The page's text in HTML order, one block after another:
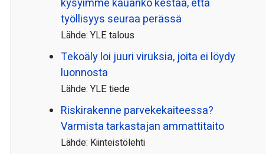
kysyimme kauanko kestää, että
työllisyys seuraa perässä
Lähde: YLE talous
Tekoäly loi juuri viruksia, joita ei löydy
luonnosta
Lähde: YLE tiede
Riskirakenne parvekekaiteessa?
Varmista tarkastajan ammattitaito
Lähde: Kiinteistölehti